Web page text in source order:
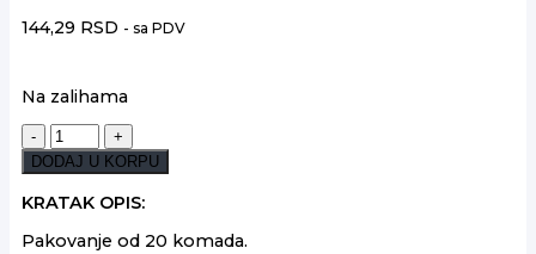
144,29 RSD - sa PDV
Na zalihama
ROSE
RUBIN
0.187L
količina
DODAJ U KORPU
KRATAK OPIS:
Pakovanje od 20 komada.